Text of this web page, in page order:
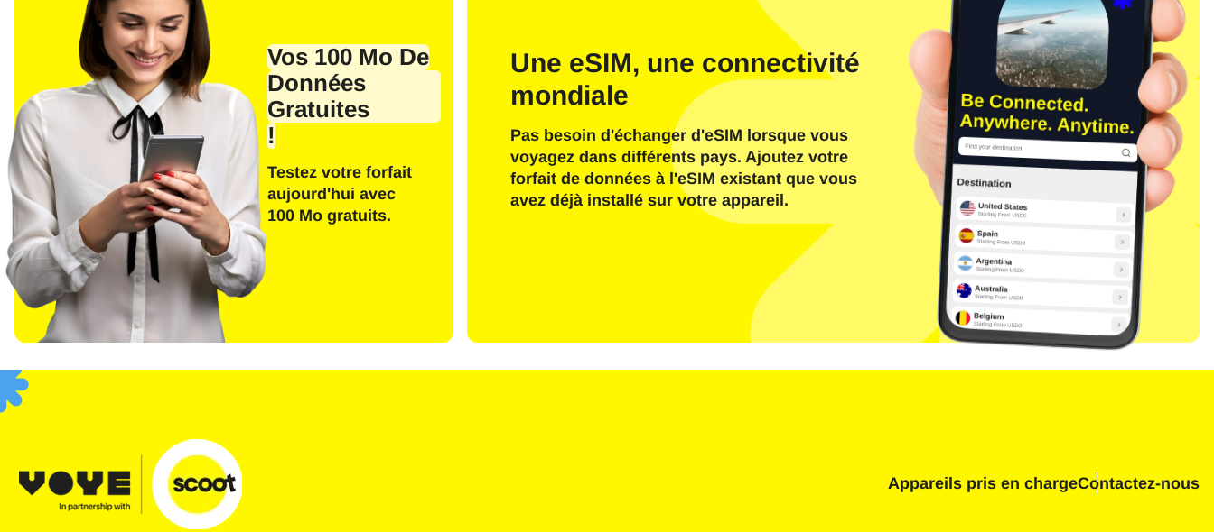
Vos 100 Mo De
Données
Gratuites
!
Testez votre forfait
aujourd'hui avec
100 Mo gratuits.
Une eSIM, une connectivité
mondiale
Pas besoin d'échanger d'eSIM lorsque vous
voyagez dans différents pays. Ajoutez votre
forfait de données à l'eSIM existant que vous
avez déjà installé sur votre appareil.
Appareils pris en chargeContactez-nous
Fermer la fenêtre contextuelle
Sélectionner la langue :
Español
Fermer la fenêtre contextuelle
Sélectionnez la devise :
Se connecter à l’aide de l’adresse e-mail
Envoyer Le Code OTP
Ou connectez-vous avec